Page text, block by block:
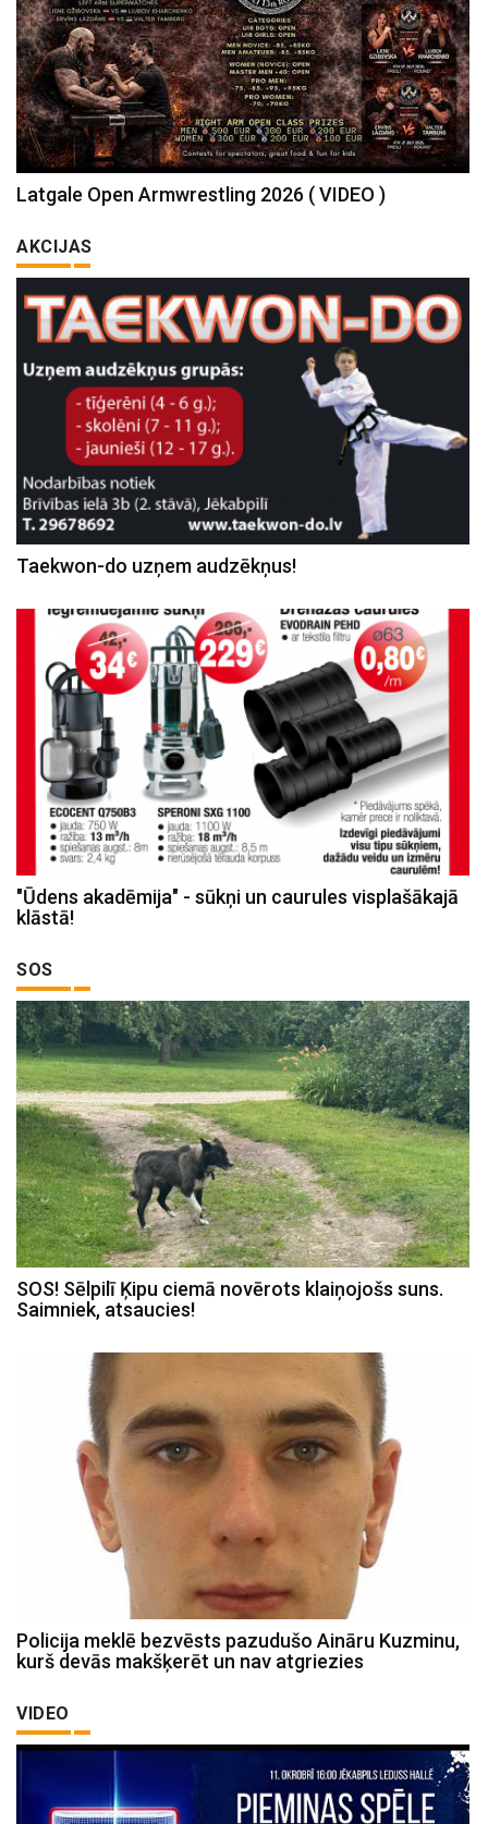
Latgale Open Armwrestling 2026 ( VIDEO )
AKCIJAS
Taekwon-do uzņem audzēkņus!
"Ūdens akadēmija" - sūkņi un caurules visplašākajā
klāstā!
SOS
SOS! Sēlpilī Ķipu ciemā novērots klaiņojošs suns.
Saimniek, atsaucies!
Policija meklē bezvēsts pazudušo Aināru Kuzminu,
kurš devās makšķerēt un nav atgriezies
VIDEO